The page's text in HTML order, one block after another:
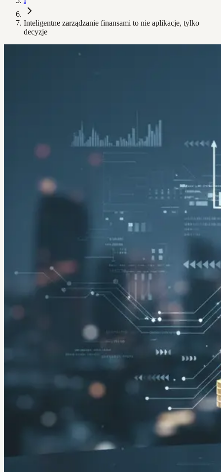
Inteligentne zarządzanie finansami to nie aplikacje, tylko
decyzje